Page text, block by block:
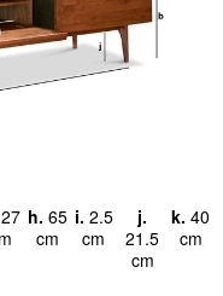
27 h. 65
cm
i. 2.5
cm
j.
21.5
cm
k. 40
cm